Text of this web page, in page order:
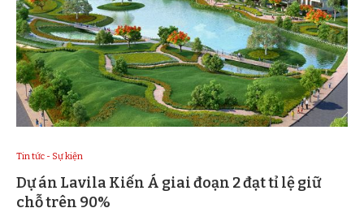
Tin tức - Sự kiện
Dự án Lavila Kiến Á giai đoạn 2 đạt tỉ lệ giữ
chỗ trên 90%